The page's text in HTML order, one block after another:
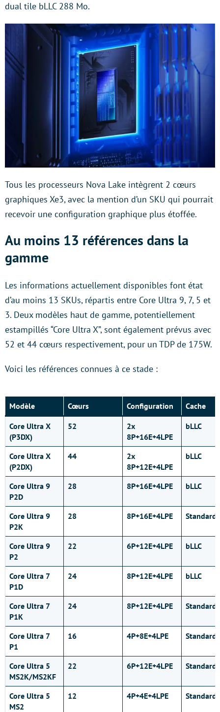
dual tile bLLC 288 Mo.
Tous les processeurs Nova Lake intègrent 2 cœurs
graphiques Xe3, avec la mention d’un SKU qui pourrait
recevoir une configuration graphique plus étoffée.
Au moins 13 références dans la
gamme
Les informations actuellement disponibles font état
d’au moins 13 SKUs, répartis entre Core Ultra 9, 7, 5 et
3. Deux modèles haut de gamme, potentiellement
estampillés “Core Ultra X”, sont également prévus avec
52 et 44 cœurs respectivement, pour un TDP de 175W.
Voici les références connues à ce stade :
Modèle Cœurs Configuration Cache
Core Ultra X
(P3DX)
52
2x
8P+16E+4LPE
bLLC
Core Ultra X
(P2DX)
44
2x
8P+12E+4LPE
bLLC
Core Ultra 9
P2D
28 8P+16E+4LPE bLLC
Core Ultra 9
P2K
28 8P+16E+4LPE Standard
Core Ultra 9
P2
22 6P+12E+4LPE bLLC
Core Ultra 7
P1D
24 8P+12E+4LPE bLLC
Core Ultra 7
P1K
24 8P+12E+4LPE Standard
Core Ultra 7
P1
16 4P+8E+4LPE Standard
Core Ultra 5
MS2K/MS2KF
22 6P+12E+4LPE Standard
Core Ultra 5
MS2
12 4P+4E+4LPE Standard